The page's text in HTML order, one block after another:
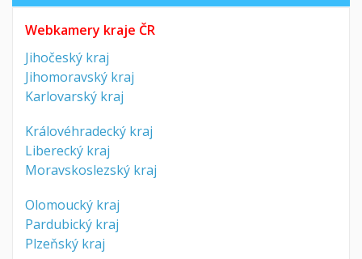
Webkamery kraje ČR
Jihočeský kraj
Jihomoravský kraj
Karlovarský kraj
Královéhradecký kraj
Liberecký kraj
Moravskoslezský kraj
Olomoucký kraj
Pardubický kraj
Plzeňský kraj